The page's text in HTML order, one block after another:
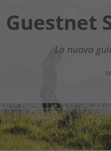
tuo assistente digitale nel
WhatsApp e
Guestnet
La nuova